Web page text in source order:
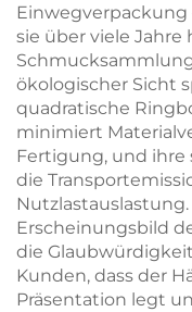
sie über viele
ökologischer Sicht
quadratische
minimiert
Fertigung, und ihre
die
Erscheinungsbild
die
Kunden, dass der
Präsentation legt